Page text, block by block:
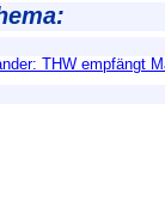
THW empfängt